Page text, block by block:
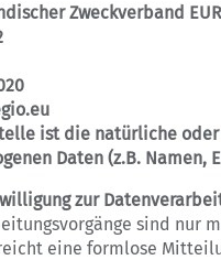
Zweckverband
ist die natürliche
Daten (z.B. Namen,
zur
sind nur
eine formlose